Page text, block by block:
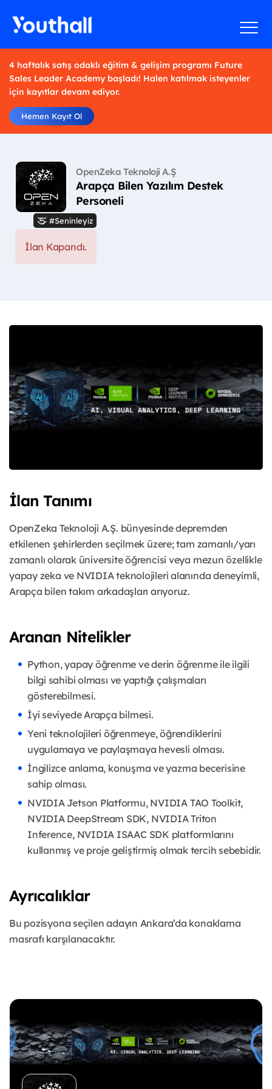
4 haftalık satış odaklı eğitim & gelişim programı Future
Sales Leader Academy başladı! Halen katılmak isteyenler
için kayıtlar devam ediyor.
Hemen Kayıt Ol
OpenZeka Teknoloji A.Ş
Arapça Bilen Yazılım Destek
Personeli
#Seninleyiz
İlan Kapandı.
İlan Tanımı
OpenZeka Teknoloji A.Ş. bünyesinde depremden
etkilenen şehirlerden seçilmek üzere; tam zamanlı/yarı
zamanlı olarak üniversite öğrencisi veya mezun özellikle
yapay zeka ve NVIDIA teknolojileri alanında deneyimli,
Arapça bilen takım arkadaşları arıyoruz.
Aranan Nitelikler
Python, yapay öğrenme ve derin öğrenme ile ilgili
bilgi sahibi olması ve yaptığı çalışmaları
gösterebilmesi.
İyi seviyede Arapça bilmesi.
Yeni teknolojileri öğrenmeye, öğrendiklerini
uygulamaya ve paylaşmaya hevesli olması.
İngilizce anlama, konuşma ve yazma becerisine
sahip olması.
NVIDIA Jetson Platformu, NVIDIA TAO Toolkit,
NVIDIA DeepStream SDK, NVIDIA Triton
Inference, NVIDIA ISAAC SDK platformlarını
kullanmış ve proje geliştirmiş olmak tercih sebebidir.
Ayrıcalıklar
Bu pozisyona seçilen adayın Ankara’da konaklama
masrafı karşılanacaktır.